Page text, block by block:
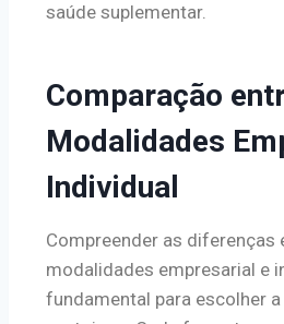
saúde suplementar.
Comparação
Modalidades
Individual
Compreender as diferenças
modalidades empresarial e
fundamental para escolher a